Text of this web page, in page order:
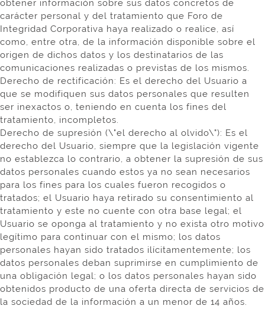
obtener información sobre sus datos concretos de
carácter personal y del tratamiento que Foro de
Integridad Corporativa haya realizado o realice, así
como, entre otra, de la información disponible sobre el
origen de dichos datos y los destinatarios de las
comunicaciones realizadas o previstas de los mismos.
Derecho de rectificación: Es el derecho del Usuario a
que se modifiquen sus datos personales que resulten
ser inexactos o, teniendo en cuenta los fines del
tratamiento, incompletos.
Derecho de supresión (\"el derecho al olvido\"): Es el
derecho del Usuario, siempre que la legislación vigente
no establezca lo contrario, a obtener la supresión de sus
datos personales cuando estos ya no sean necesarios
para los fines para los cuales fueron recogidos o
tratados; el Usuario haya retirado su consentimiento al
tratamiento y este no cuente con otra base legal; el
Usuario se oponga al tratamiento y no exista otro motivo
legítimo para continuar con el mismo; los datos
personales hayan sido tratados ilícitamentemente; los
datos personales deban suprimirse en cumplimiento de
una obligación legal; o los datos personales hayan sido
obtenidos producto de una oferta directa de servicios de
la sociedad de la información a un menor de 14 años.